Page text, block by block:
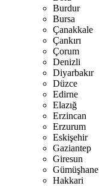
Burdur
Bursa
Çanakkale
Çankırı
Çorum
Denizli
Diyarbakır
Düzce
Edirne
Elazığ
Erzincan
Erzurum
Eskişehir
Gaziantep
Giresun
Gümüşhane
Hakkari